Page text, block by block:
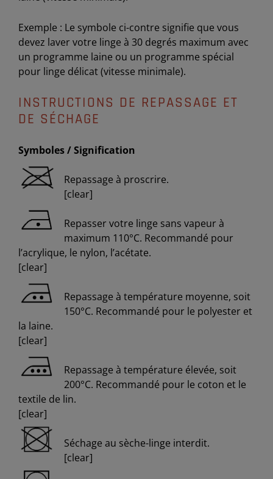
Exemple : Le symbole ci-contre signifie que vous
devez laver votre linge à 30 degrés maximum avec
un programme laine ou un programme spécial
pour linge délicat (vitesse minimale).
INSTRUCTIONS DE REPASSAGE ET
DE SÉCHAGE
Symboles / Signification
Repassage à proscrire.
[clear]
Repasser votre linge sans vapeur à
maximum 110°C. Recommandé pour
l’acrylique, le nylon, l’acétate.
[clear]
Repassage à température moyenne, soit
150°C. Recommandé pour le polyester et
la laine.
[clear]
Repassage à température élevée, soit
200°C. Recommandé pour le coton et le
textile de lin.
[clear]
Séchage au sèche-linge interdit.
[clear]